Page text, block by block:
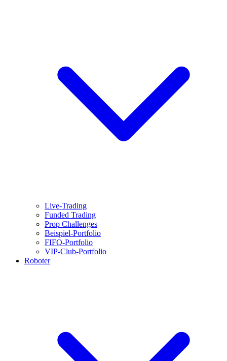
Live-Trading
Funded Trading
Prop Challenges
Beispiel-Portfolio
FIFO-Portfolio
VIP-Club-Portfolio
Roboter